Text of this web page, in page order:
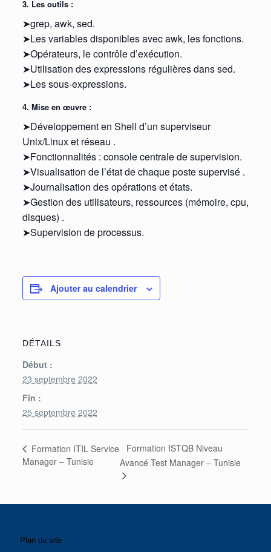
3. Les outils :
➤grep, awk, sed.
➤Les variables disponibles avec awk, les fonctions.
➤Opérateurs, le contrôle d’exécution.
➤Utilisation des expressions régulières dans sed.
➤Les sous-expressions.
4. Mise en œuvre :
➤Développement en Shell d’un superviseur
Unix/Linux et réseau .
➤Fonctionnalités : console centrale de supervision.
➤Visualisation de l’état de chaque poste supervisé .
➤Journalisation des opérations et états.
➤Gestion des utilisateurs, ressources (mémoire, cpu,
disques) .
➤Supervision de processus.
Ajouter au calendrier
DÉTAILS
Début :
23 septembre 2022
Fin :
25 septembre 2022
Formation ITIL Service
Manager – Tunisie
Formation ISTQB Niveau
Avancé Test Manager – Tunisie
Plan du site